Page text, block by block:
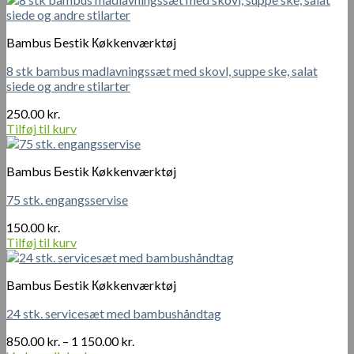
Bambus Бestik Кøkkenværktøj
8 stk bambus madlavningssæt med skovl, suppe ske, salat
siede og andre stilarter
250.00kr.
Tilføj til kurv
Bambus Бestik Кøkkenværktøj
75 stk. engangsservise
150.00kr.
Tilføj til kurv
Bambus Бestik Кøkkenværktøj
24 stk. servicesæt med bambushåndtag
850.00kr. – 1 150.00kr.